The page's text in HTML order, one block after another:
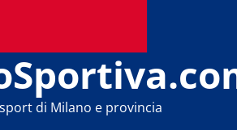
di Milano e provincia